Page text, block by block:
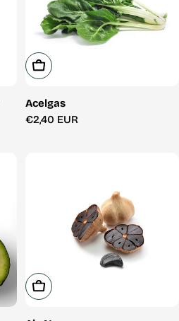
Añadir A La Cesta
Acelgas
Precio
€2,40 EUR
Añadir A La Cesta